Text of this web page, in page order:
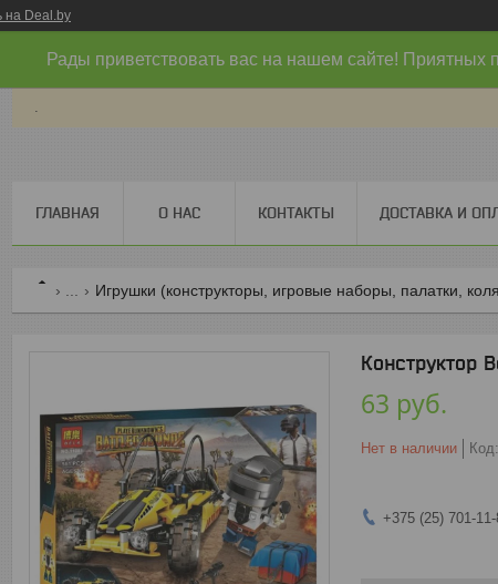
на Deal.by
Рады приветствовать вас на нашем сайте! Приятных
.
ГЛАВНАЯ О НАС КОНТАКТЫ ДОСТАВКА И
Игрушки (конструкторы, игровые наборы, палатки,
Конструктор
63 руб.
Нет в наличии Код:
+375 (25) 701-11-